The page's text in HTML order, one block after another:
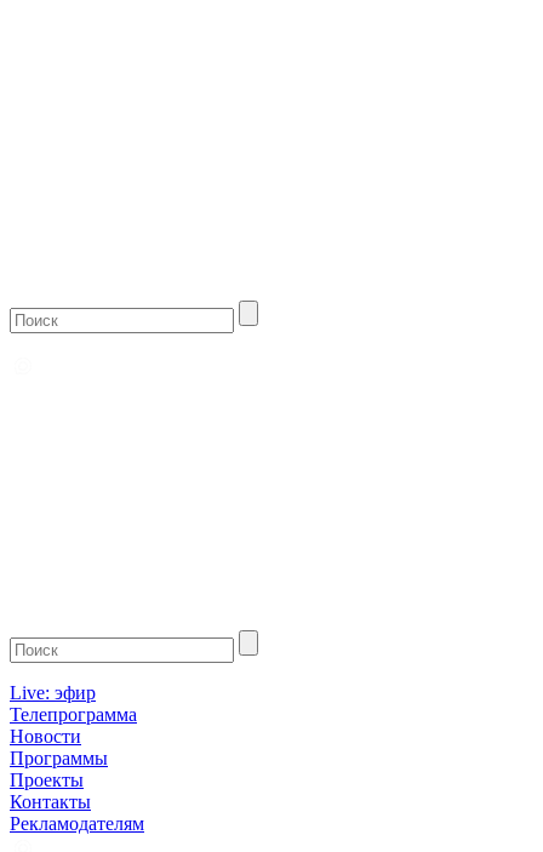
Live: эфир
Телепрограмма
Новости
Программы
Проекты
Контакты
Рекламодателям